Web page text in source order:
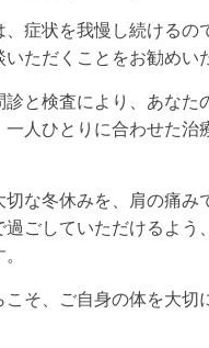
症状を我慢し続けるの
ただくことをお勧めい
と検査により、あなた
人ひとりに合わせた治
な冬休みを、肩の痛み
過ごしていただけるよう
そ、ご自身の体を大切